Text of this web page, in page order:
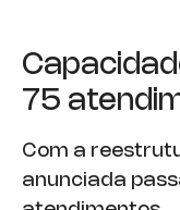
75
Com a
anunciada